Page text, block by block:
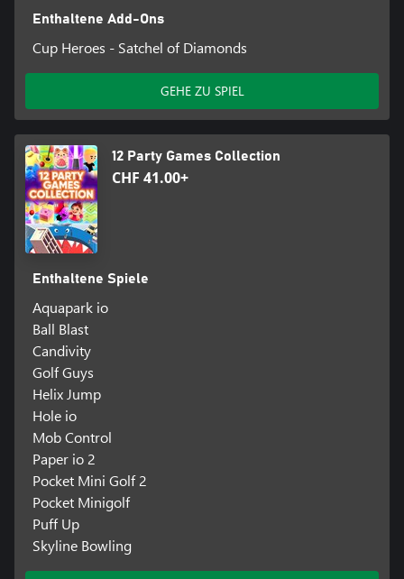
Enthaltene Add-Ons
Cup Heroes - Satchel of Diamonds
GEHE ZU SPIEL
12 Party Games Collection
CHF 41.00+
Enthaltene Spiele
Aquapark io
Ball Blast
Candivity
Golf Guys
Helix Jump
Hole io
Mob Control
Paper io 2
Pocket Mini Golf 2
Pocket Minigolf
Puff Up
Skyline Bowling